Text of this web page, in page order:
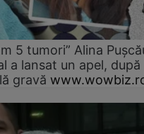
5 tumori” Alina
a lansat un apel, după
gravă